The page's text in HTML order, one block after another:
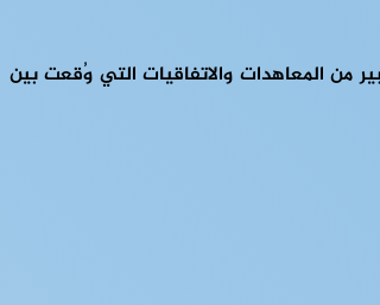
من المعاهدات والاتفاقيات التي وُقعت بين